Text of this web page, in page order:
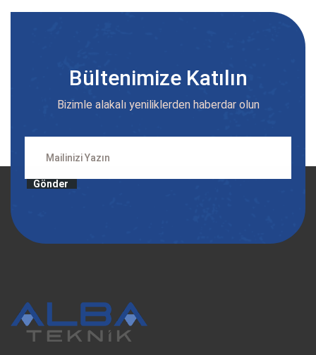
Bültenimize Katılın
Bizimle alakalı yeniliklerden haberdar olun
Gönder